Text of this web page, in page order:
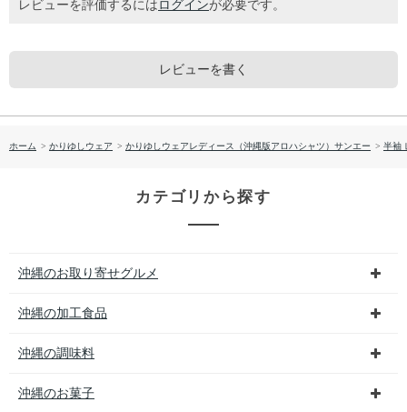
レビューを評価するには ログインが必要です。
レビューを書く
ホーム > かりゆしウェア > かりゆしウェアレディース（沖縄版アロハシャツ）サンエー > 半袖
カテゴリから探す
沖縄のお取り寄せグルメ
沖縄の加工食品
沖縄の調味料
沖縄のお菓子